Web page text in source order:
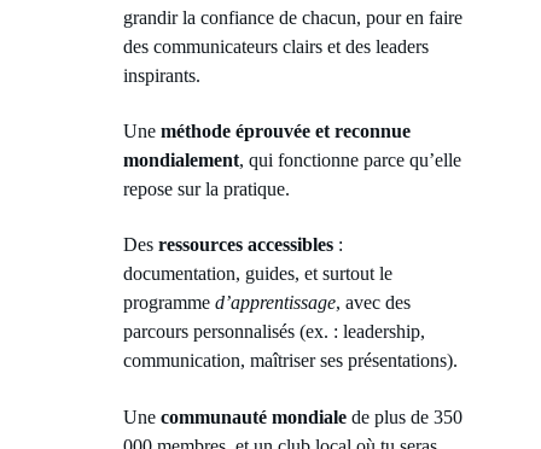
grandir la confiance de chacun, pour en faire
des communicateurs clairs et des leaders
inspirants.
Une méthode éprouvée et reconnue
mondialement, qui fonctionne parce qu’elle
repose sur la pratique.
Des ressources accessibles :
documentation, guides, et surtout le
programme d’apprentissage, avec des
parcours personnalisés (ex. : leadership,
communication, maîtriser ses présentations).
Une communauté mondiale de plus de 350